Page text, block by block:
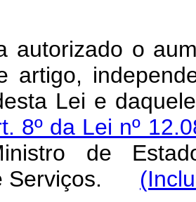
autorizado o
artigo,
Lei e
8º da Lei nº
de
Serviços.